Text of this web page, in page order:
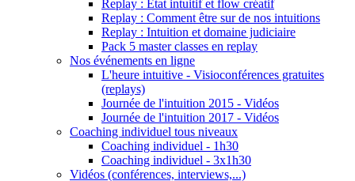
Replay : État intuitif et flow créatif
Replay : Comment être sur de nos intuitions
Replay : Intuition et domaine judiciaire
Pack 5 master classes en replay
Nos événements en ligne
L'heure intuitive - Visioconférences gratuites
(replays)
Journée de l'intuition 2015 - Vidéos
Journée de l'intuition 2017 - Vidéos
Coaching individuel tous niveaux
Coaching individuel - 1h30
Coaching individuel - 3x1h30
Vidéos (conférences, interviews,...)